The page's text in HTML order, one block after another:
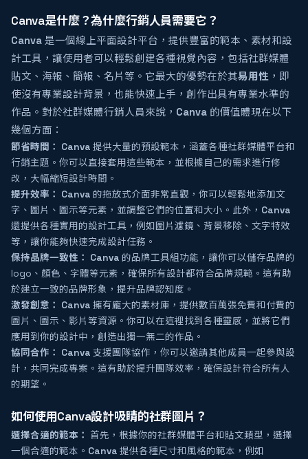
Canva是什麼？為什麼行銷人員需要它？
Canva 是一個線上平面設計平台，提供豐富的範本、素材和設
計工具，讓使用者可以輕鬆創建各種視覺內容，包括社群媒體
貼文、海報、簡報、名片等。它最大的優勢在於其易用性 ，即
使沒有專業設計背景，也能快速上手，創作出具有專業水準的
作品。對於社群媒體行銷人員來說， Canva 的價值體現在以下
幾個方面：
節省時間： Canva 提供大量的預設範本，涵蓋各種社群媒體平台和
行銷主題。你可以直接套用這些範本，並根據自己的需求進行修
改，大幅縮短設計時間。
提升效率： Canva 的拖放式介面非常直觀，你可以輕鬆地添加文
字、圖片、圖示等元素，並調整它們的位置和大小。此外， Canva
還提供各種實用的設計工具，例如圖片濾鏡、背景移除、文字特效
等，讓你能夠快速完成設計任務。
保持品牌一致性： Canva 的品牌工具組功能，讓你可以儲存品牌的
logo、顏色、字體等元素，確保所有設計都符合品牌規範。這有助
於建立一致的品牌形象，提升品牌認知度。
激發創意： Canva 擁有龐大的素材庫，提供數百萬張免費和付費的
圖片、圖示、影片等資源。你可以在這裡找到各種靈感，並將它們
應用到你的設計中，創造出獨一無二的作品。
協同合作： Canva 支援團隊協作，你可以邀請其他成員一起參與設
計，共同完成專案。這有助於提升團隊效率，確保設計符合所有人
的期望。
如何使用Canva設計吸睛的社群圖片？
選擇合適的範本： 首先，根據你的社群媒體平台和貼文類型，選擇
一個合適的範本。 Canva 提供各種尺寸和風格的範本，例如